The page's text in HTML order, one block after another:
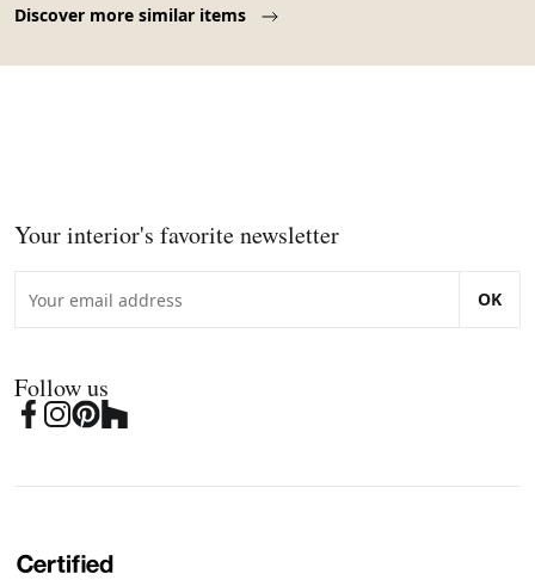
Discover more similar items
Your interior's favorite newsletter
OK
Follow us